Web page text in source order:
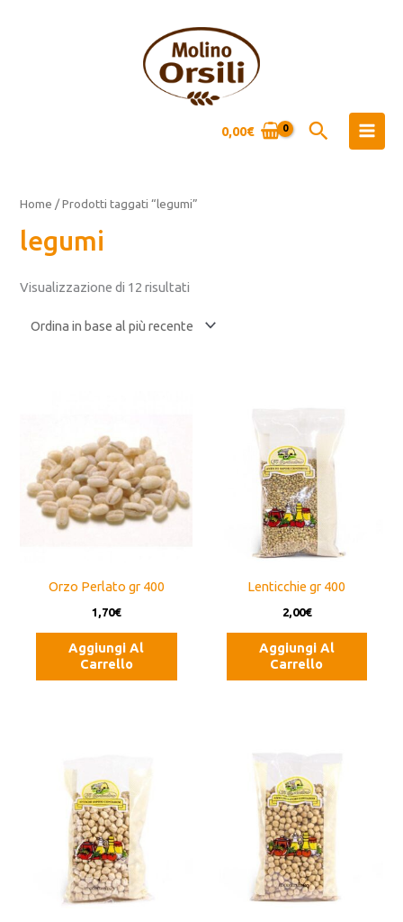
0,00€ Cerca
Home / Prodotti taggati “legumi”
legumi
Visualizzazione di 12 risultati
base
Orzo Perlato gr 400
1,70€
Aggiungi Al
Carrello
Lenticchie gr 400
2,00€
Aggiungi Al
Carrello